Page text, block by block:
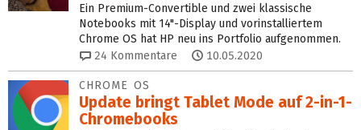
Ein Premium-Convertible und zwei klassische
Notebooks mit 14"-Display und vorinstalliertem
Chrome OS hat HP neu ins Portfolio aufgenommen.
24 Kommentare 10.05.2020
CHROME OS
Update bringt Tablet Mode auf 2-in-1-
Chromebooks